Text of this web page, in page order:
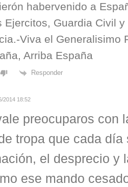
habervenido a
Ejercitos, Guardia Civil
Viva el Generalisimo
Arriba España
Responder
2014 18:52
preocuparos con
tropa que cada día
el desprecio y
ese mando